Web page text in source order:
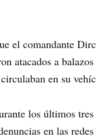
el comandante
atacados a
en su
los últimos tres
en las